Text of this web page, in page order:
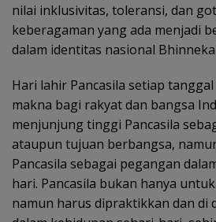
nilai inklusivitas, toleransi, dan
keberagaman yang ada menjadi
dalam identitas nasional
Hari lahir Pancasila setiap
makna bagi rakyat dan bangsa
menjunjung tinggi Pancasila
ataupun tujuan berbangsa,
Pancasila sebagai pegangan
hari. Pancasila bukan hanya
namun harus dipraktikkan dan di